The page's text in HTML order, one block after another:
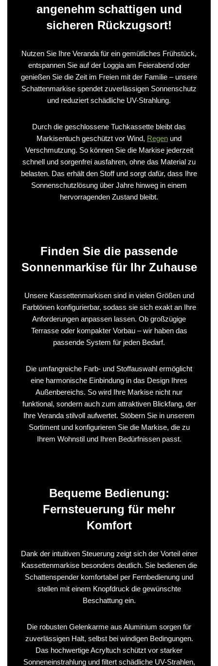
angenehm schattigen und
sicheren Rückzugsort!
Nutzen Sie Ihre Veranda für ein gemütliches Frühstück,
entspannen Sie auf der Loggia am Feierabend oder
genießen Sie die Zeit im Freien mit der Familie – unsere
Schattenmarkise spendet zuverlässigen Sonnenschutz
und reduziert schädliche UV-Strahlung.
Durch die geschlossene Tuchkassette bleibt das
Markisentuch geschützt vor Wind, Regen und
Verschmutzung. So können Sie die Markise jederzeit
schnell und sorgenfrei ausfahren, ohne das Material zu
belasten. Das erhält den Stoff und sorgt dafür, dass Ihre
Sonnenschutzlösung über Jahre hinweg in einem
hervorragenden Zustand bleibt.
Finden Sie die passende
Sonnenmarkise für Ihr Zuhause
Unsere Kassettenmarkisen sind in vielen Größen und
Farbtönen konfigurierbar, sodass sie sich exakt an Ihre
Anforderungen anpassen lassen. Ob großzügige
Terrasse oder kompakter Vorbau – wir haben das
passende System für jeden Bedarf.
Die umfangreiche Farb- und Stoffauswahl ermöglicht
eine harmonische Einbindung in das Design Ihres
Außenbereichs. So wird Ihre Markise nicht nur
funktional, sondern auch zum attraktiven Blickfang, der
Ihre Veranda stilvoll aufwertet. Stöbern Sie in unserem
Sortiment und konfigurieren Sie die Markise, die zu
Ihrem Wohnstil und Ihren Bedürfnissen passt.
Bequeme Bedienung:
Fernsteuerung für mehr
Komfort
Dank der intuitiven Steuerung zeigt sich der Vorteil einer
Kassettenmarkise besonders deutlich. Sie bedienen die
Schattenspender komfortabel per Fernbedienung und
stellen mit einem Knopfdruck die gewünschte
Beschattung ein.
Die robusten Gelenkarme aus Aluminium sorgen für
zuverlässigen Halt, selbst bei windigen Bedingungen.
Das hochwertige Acryltuch schützt vor starker
Sonneneinstrahlung und filtert schädliche UV-Strahlen,